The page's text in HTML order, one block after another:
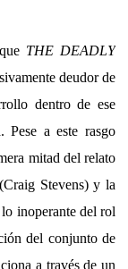
THE DEADLY
deudor de
dentro de ese
Pese a este rasgo
mitad del relato
Stevens) y la
inoperante del rol
del conjunto de
a través de un